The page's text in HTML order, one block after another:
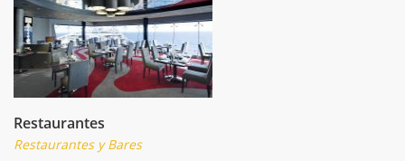
Restaurantes
Restaurantes y Bares